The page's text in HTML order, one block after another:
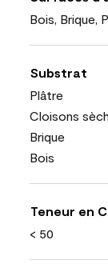
Bois, Brique,
Substrat
Plâtre
Cloisons
Brique
Bois
Teneur en
< 50